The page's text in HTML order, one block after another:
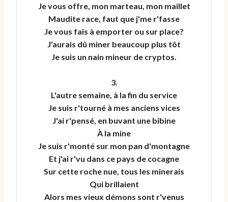
Je vous offre, mon marteau, mon maillet
Maudite race, faut que j'me r'fasse
Je vous fais à emporter ou sur place?
J'aurais dû miner beaucoup plus tôt
Je suis un nain mineur de cryptos.
3.
L'autre semaine, à la fin du service
Je suis r'tourné à mes anciens vices
J'ai r'pensé, en buvant une bibine
À la mine
Je suis r'monté sur mon pan d'montagne
Et j'ai r'vu dans ce pays de cocagne
Sur cette roche nue, tous les minerais
Qui brillaient
Alors mes vieux démons sont r'venus